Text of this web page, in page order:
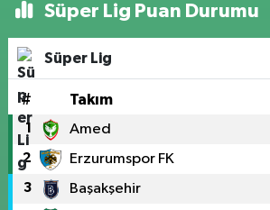
Süper Lig Puan Durumu
Süper Lig
# Takım
1 Amed
2 Erzurumspor FK
3 Başakşehir